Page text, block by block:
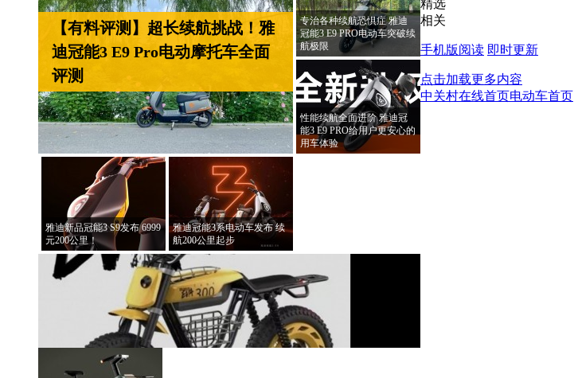
【有料评测】超长续航挑战！雅
迪冠能3 E9 Pro电动摩托车全面
评测
专治各种续航恐惧症 雅迪
冠能3 E9 PRO电动车突破续
航极限
性能续航全面进阶 雅迪冠
能3 E9 PRO给用户更安心的
用车体验
雅迪新品冠能3 S9发布 6999
元200公里！
雅迪冠能3系电动车发布 续
航200公里起步
精选
相关
手机版阅读 即时更新
点击加载更多内容
中关村在线首页电动车首页